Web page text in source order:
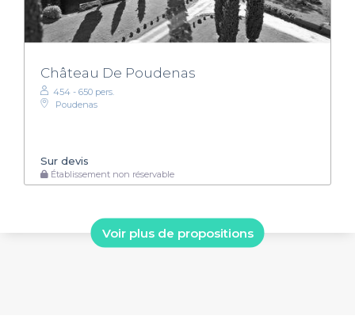
Château De Poudenas
454 - 650 pers.
Poudenas
Sur devis
Établissement non réservable
Voir plus de propositions